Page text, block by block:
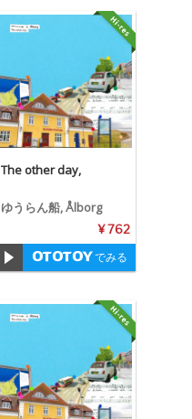
The other day,
ゆうらん船, Ålborg
¥ 762
でみる